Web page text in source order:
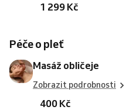
1 299 Kč
Péče o pleť
Masáž obličeje
Zobrazit podrobnosti
400 Kč